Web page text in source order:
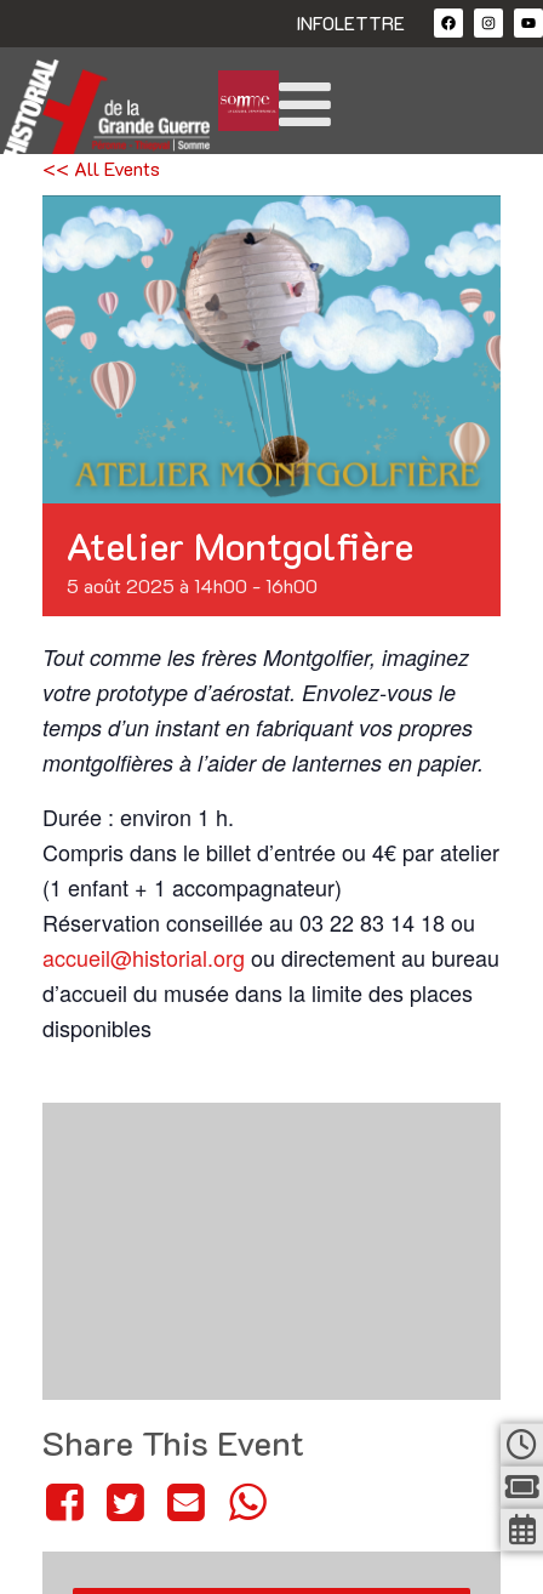
INFOLETTRE
<< All Events
Atelier Montgolfière
5 août 2025 à 14h00 -16h00
Tout comme les frères Montgolfier, imaginez
votre prototype d’aérostat. Envolez-vous le
temps d’un instant en fabriquant vos propres
montgolfières à l’aider de lanternes en papier.
Durée : environ 1 h.
Compris dans le billet d’entrée ou 4€ par atelier
(1 enfant + 1 accompagnateur)
Réservation conseillée au 03 22 83 14 18 ou
accueil@historial.org ou directement au bureau
d’accueil du musée dans la limite des places
disponibles
Share This Event